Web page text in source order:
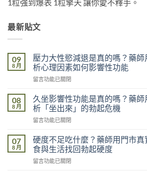
1粒強到爆表 1粒擎天 讓你愛不釋手。
最新貼文
09
8 月
壓力大性慾減退是真的嗎？藥
析心理因素如何影響性功能
在
力
大
性
慾
退
是
真
的
留言功能已關閉
08
8 月
久坐影響性功能是真的嗎？藥
析「坐出來」的勃起危機
在
坐
影
響
性
留言功能已關閉
07
8 月
硬度不足吃什麼？藥師用門市
食與生活找回勃起硬度
在
留言功能已關閉